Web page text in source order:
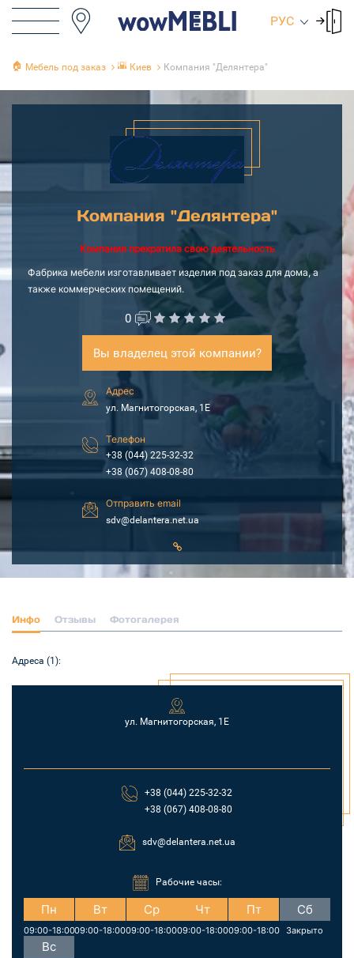
РУС
🏠 Мебель под заказ 🌇 Киев Компания "Делянтера"
Компания "Делянтера"
Компания прекратила свою деятельность
Фабрика мебели изготавливает изделия под заказ для дома, а
также коммерческих помещений.
0
Вы владелец этой компании?
Адрес
ул. Магнитогорская, 1Е
Телефон
+38 (044) 225-32-32
+38 (067) 408-08-80
Отправить email
sdv@delantera.net.ua
Инфо Отзывы Фотогалерея
Адреса (1):
ул. Магнитогорская, 1Е
+38 (044) 225-32-32
+38 (067) 408-08-80
sdv@delantera.net.ua
Рабочие часы:
Пн
09:00-18:00
Вт
09:00-18:00
Ср
09:00-18:00
Чт
09:00-18:00
Пт
09:00-18:00
Сб
Закрыто
Вс